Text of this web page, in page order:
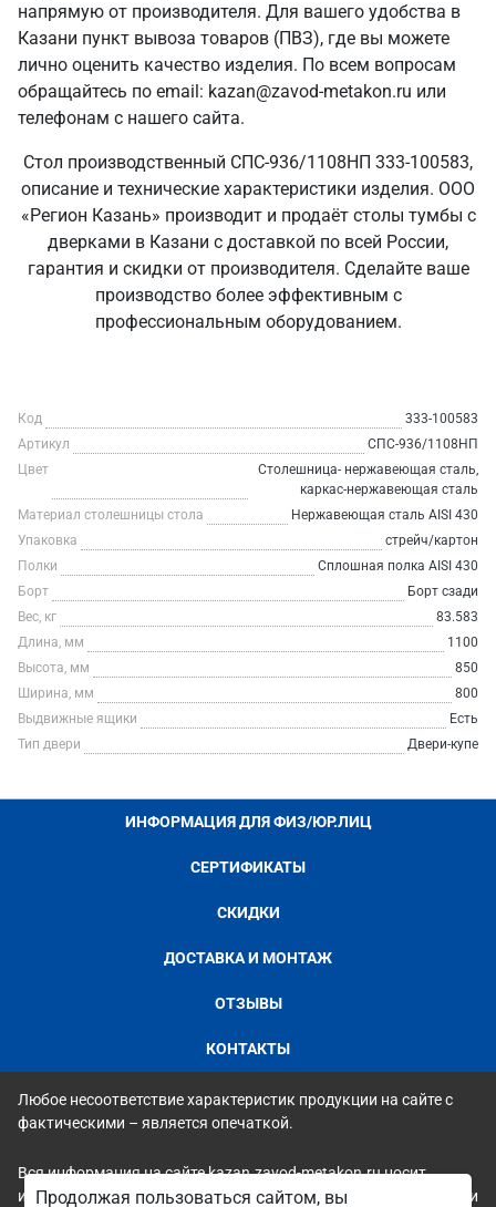
напрямую от производителя. Для вашего удобства в
Казани пункт вывоза товаров (ПВЗ), где вы можете
лично оценить качество изделия. По всем вопросам
обращайтесь по email: kazan@zavod-metakon.ru или
телефонам с нашего сайта.
Стол производственный СПС-936/1108НП 333-100583,
описание и технические характеристики изделия. ООО
«Регион Казань» производит и продаёт столы тумбы с
дверками в Казани с доставкой по всей России,
гарантия и скидки от производителя. Сделайте ваше
производство более эффективным с
профессиональным оборудованием.
Код
333-100583
Артикул
СПС-936/1108НП
Цвет
Столешница- нержавеющая сталь,
каркас-нержавеющая сталь
Материал столешницы стола
Нержавеющая сталь AISI 430
Упаковка
стрейч/картон
Полки
Сплошная полка AISI 430
Борт
Борт сзади
Вес, кг
83.583
Длина, мм
1100
Высота, мм
850
Ширина, мм
800
Выдвижные ящики
Есть
Тип двери
Двери-купе
ИНФОРМАЦИЯ ДЛЯ ФИЗ/ЮР.ЛИЦ
СЕРТИФИКАТЫ
СКИДКИ
ДОСТАВКА И МОНТАЖ
ОТЗЫВЫ
КОНТАКТЫ
Любое несоответствие характеристик продукции на сайте с
фактическими – является опечаткой.
Вся информация на сайте kazan.zavod-metakon.ru носит
исключительно ознакомительный и справочный характер и ни
Продолжая пользоваться сайтом, вы